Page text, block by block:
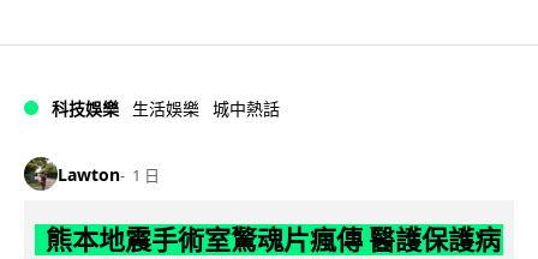
科技娛樂 生活娛樂 城中熱話
Lawton 1 日
熊本地震手術室驚魂片瘋傳 醫護保護病